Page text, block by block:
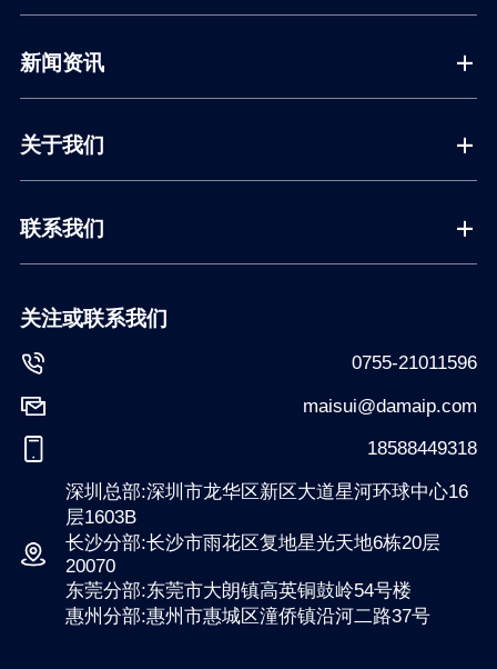
新闻资讯
关于我们
联系我们
关注或联系我们
0755-21011596
maisui@damaip.com
18588449318
深圳总部:深圳市龙华区新区大道星河环球中心16
层1603B
长沙分部:长沙市雨花区复地星光天地6栋20层
20070
东莞分部:东莞市大朗镇高英铜鼓岭54号楼
惠州分部:惠州市惠城区潼侨镇沿河二路37号